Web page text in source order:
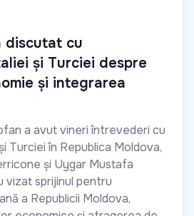
discutat cu
și Turciei despre
și integrarea
a avut vineri întrevederi cu
Turciei în Republica Moldova,
și Uygar Mustafa
vizat sprijinul pentru
a Republicii Moldova,